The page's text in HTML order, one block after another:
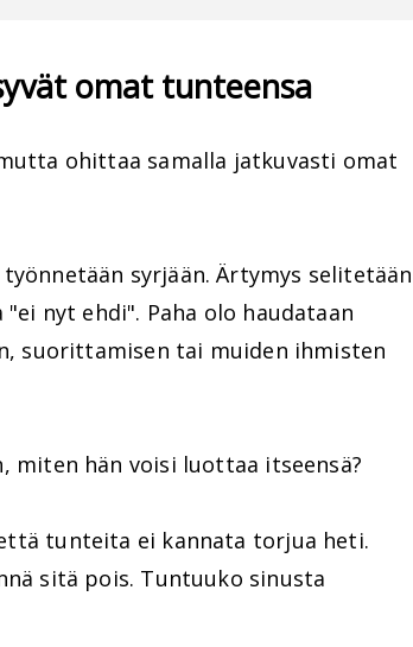
omat tunteensa
ohittaa samalla jatkuvasti omat
syrjään. Ärtymys selitetään
nyt ehdi". Paha olo haudataan
suorittamisen tai muiden ihmisten
miten hän voisi luottaa itseensä?
tunteita ei kannata torjua heti.
sitä pois. Tuntuuko sinusta